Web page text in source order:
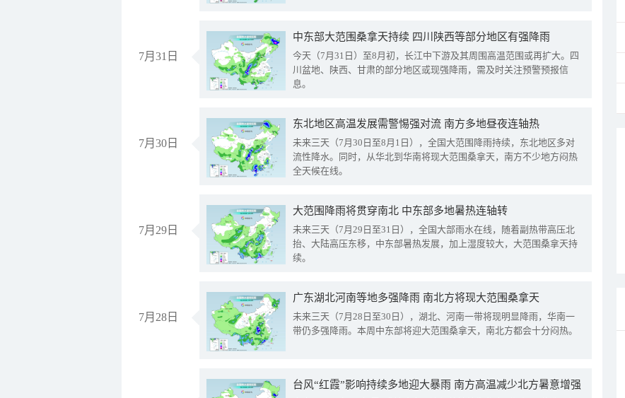
7月31日
中东部大范围桑拿天持续 四川陕西等部分地区有强降雨
今天（7月31日）至8月初，长江中下游及其周围高温范围或再扩大。四
川盆地、陕西、甘肃的部分地区或现强降雨，需及时关注预警预报信
息。
7月30日
东北地区高温发展需警惕强对流 南方多地昼夜连轴热
未来三天（7月30日至8月1日），全国大范围降雨持续，东北地区多对
流性降水。同时，从华北到华南将现大范围桑拿天，南方不少地方闷热
全天候在线。
7月29日
大范围降雨将贯穿南北 中东部多地暑热连轴转
未来三天（7月29日至31日），全国大部雨水在线，随着副热带高压北
抬、大陆高压东移，中东部暑热发展，加上湿度较大，大范围桑拿天持
续。
7月28日
广东湖北河南等地多强降雨 南北方将现大范围桑拿天
未来三天（7月28日至30日），湖北、河南一带将现明显降雨，华南一
带仍多强降雨。本周中东部将迎大范围桑拿天，南北方都会十分闷热。
台风“红霞”影响持续多地迎大暴雨 南方高温减少北方暑意增强